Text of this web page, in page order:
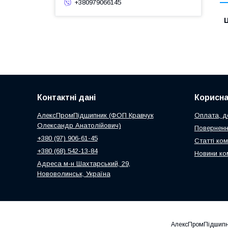
+380979066145
Контактні дані
АлексПромПідшипник (ФОП Кравчук
Олександр Анатолійович)
+380 (97) 906-61-45
+380 (68) 542-13-84
Адреса м-н Шахтарський, 29,
Нововолинськ, Україна
Оплата,
Статті
Новини